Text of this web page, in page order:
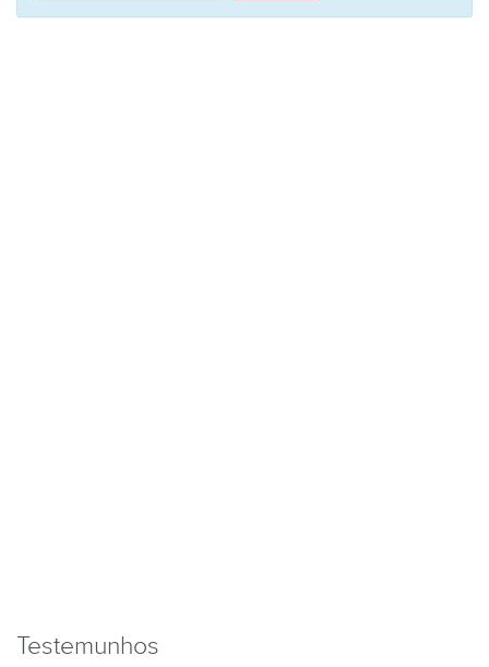
Testemunhos